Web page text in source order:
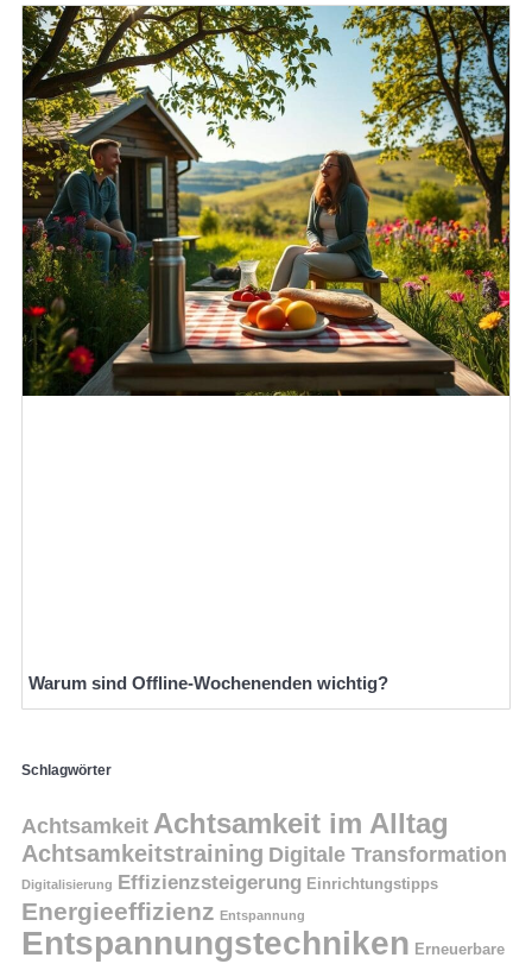
Warum sind Offline-Wochenenden wichtig?
Schlagwörter
Achtsamkeit Achtsamkeit im Alltag
Achtsamkeitstraining Digitale Transformation
Digitalisierung Effizienzsteigerung Einrichtungstipps
Energieeffizienz Entspannung
Entspannungstechniken Erneuerbare